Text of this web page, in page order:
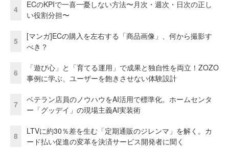
4
ECのKPIで一喜一憂しない方法〜月次・週次・日次の正し
い役割分担〜
5
[マンガ]ECの購入を左右する「商品画像」、何から撮影す
べき？
6
「遊び心」と「育てる運用」で成果と独自性を両立！ZOZO
事例に学ぶ、ユーザーを飽きさせない体験設計
7
ベテラン店員のノウハウをAI活用で標準化。ホームセンタ
ー「グッデイ」の現場主義AI実装術
8
LTVに約30％差を生む「定期通販のジレンマ」を解く。カ
ード払い促進の変革を決済サービス開発者に聞く